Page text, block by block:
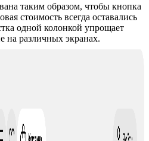
таким образом, чтобы кнопка
стоимость всегда оставались
одной колонкой упрощает
на различных экранах.